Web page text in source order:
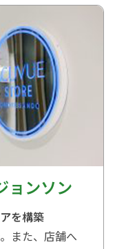
ョンソン
を構築
また、店舗へ